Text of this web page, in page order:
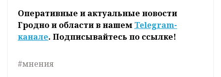
Оперативные и актуальные новости
Гродно и области в нашем Telegram-
канале. Подписывайтесь по ссылке!
#мнения